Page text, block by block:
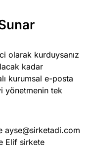
olarak kurduysanız
kadar
kurumsal e-posta
yönetmenin tek
ayse@sirketadi.com
Elif şirkete